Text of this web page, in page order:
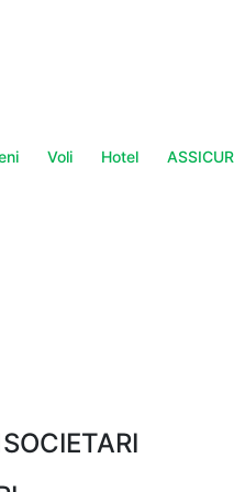
Voli Hotel